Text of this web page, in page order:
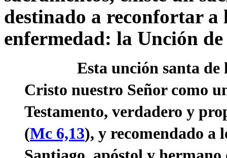
destinado a reconfortar
enfermedad: la Unción
Esta unción santa de
Cristo nuestro Señor como
Testamento, verdadero y
(Mc 6,13), y recomendado a